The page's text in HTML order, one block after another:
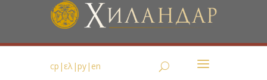
ср | ελ|ру| en